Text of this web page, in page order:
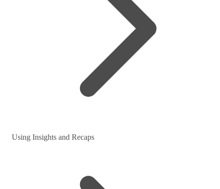
Using Insights and Recaps